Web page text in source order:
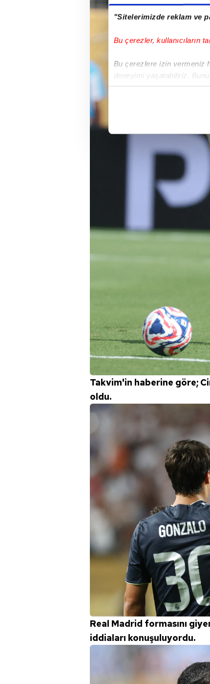
"Sitelerimizde reklam ve
Bu çerezler, kullanıcıların
Bu çerezlere izin vermeniz
deneyimi yaşatabiliriz.
içerikleri sunabilmek adına
Her halükârda,
Sizlere daha iyi bir hizmet
çerezler vasıtasıyla
amacıyla
reklam/pazarlama
Çerezlere ilişkin
6698 sayılı Kişisel
mevzuata uygun olarak
Takvim'in haberine göre;
oldu.
Real Madrid formasını
iddiaları konuşuluyordu.